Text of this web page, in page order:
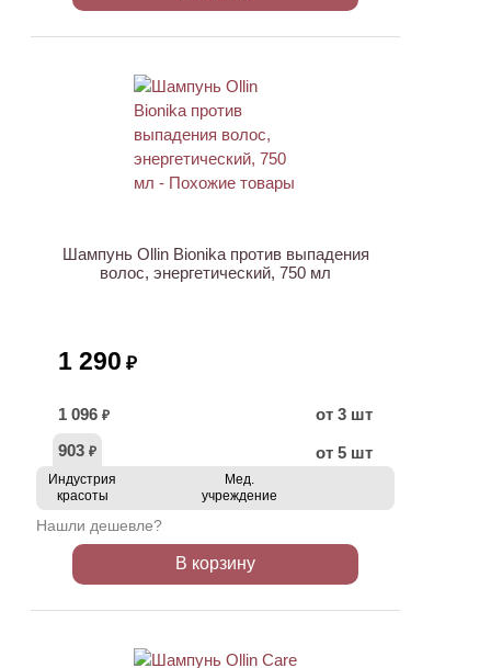
Шампунь Ollin Bionika против выпадения
волос, энергетический, 750 мл
1 290 ₽
1 096 ₽
от 3 шт
903 ₽ от 5 шт
Индустрия
красоты
Мед.
учреждение
Нашли дешевле?
В корзину